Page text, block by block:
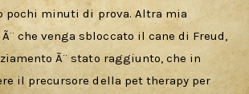
pochi minuti di prova. Altra mia
che venga sbloccato il cane di Freud,
Ã¨ stato raggiunto, che in
il precursore della pet therapy per